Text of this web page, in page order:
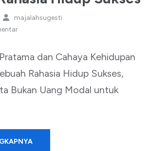
majalahsugesti
dan Cahaya Kehidupan
Rahasia Hidup Sukses,
Bukan Uang Modal untuk